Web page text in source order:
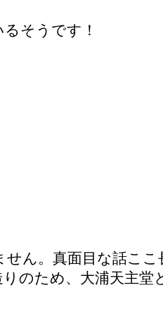
そうです！
せん。真面目な話こ
のため、大浦天主堂